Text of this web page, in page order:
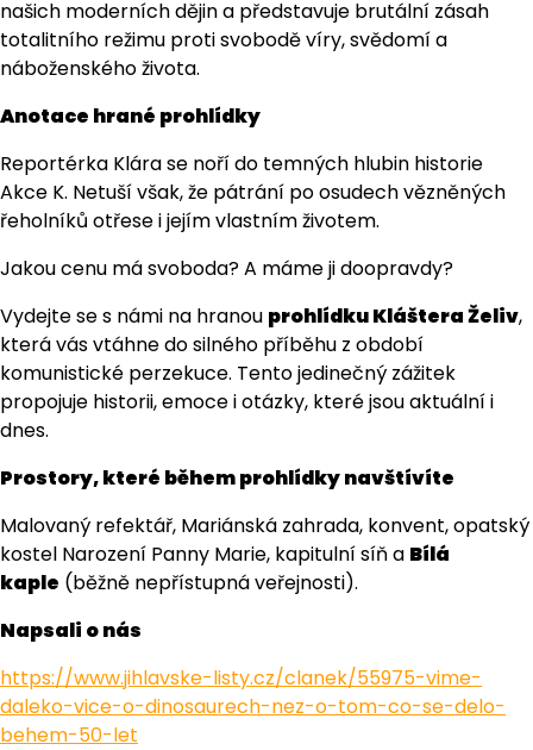
našich moderních dějin a představuje brutální zásah
totalitního režimu proti svobodě víry, svědomí a
náboženského života.
Anotace hrané prohlídky
Reportérka Klára se noří do temných hlubin historie
Akce K. Netuší však, že pátrání po osudech vězněných
řeholníků otřese i jejím vlastním životem.
Jakou cenu má svoboda? A máme ji doopravdy?
Vydejte se s námi na hranou prohlídku Kláštera Želiv,
která vás vtáhne do silného příběhu z období
komunistické perzekuce. Tento jedinečný zážitek
propojuje historii, emoce i otázky, které jsou aktuální i
dnes.
Prostory, které během prohlídky navštívíte
Malovaný refektář, Mariánská zahrada, konvent, opatský
kostel Narození Panny Marie, kapitulní síň a Bílá
kaple (běžně nepřístupná veřejnosti).
Napsali o nás
https://www.jihlavske-listy.cz/clanek/55975-vime-
daleko-vice-o-dinosaurech-nez-o-tom-co-se-delo-
behem-50-let